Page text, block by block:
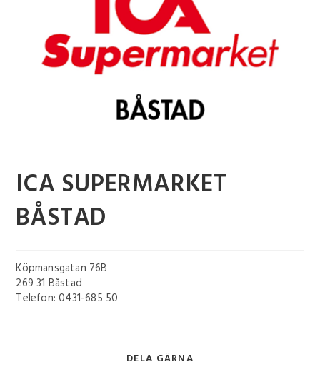
ICA SUPERMARKET
BÅSTAD
Köpmansgatan 76B
269 31 Båstad
Telefon: 0431-685 50
DELA GÄRNA